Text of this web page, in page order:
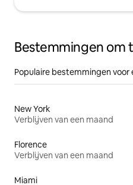
Bestemmingen om
Populaire bestemmingen voor
New York
Verblijven van een maand
Florence
Verblijven van een maand
Miami